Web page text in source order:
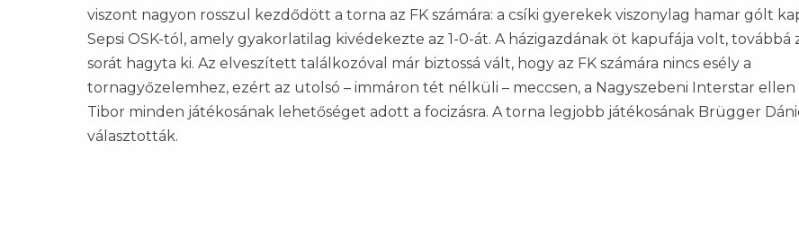
viszont nagyon rosszul kezdődött a torna az FK számára: a csíki gyerekek viszonylag hamar gólt
Sepsi OSK-tól, amely gyakorlatilag kivédekezte az 1-0-át. A házigazdának öt kapufája volt, továbbá
sorát hagyta ki. Az elveszített találkozóval már biztossá vált, hogy az FK számára nincs esély a
tornagyőzelemhez, ezért az utolsó – immáron tét nélküli – meccsen, a Nagyszebeni Interstar ellen
Tibor minden játékosának lehetőséget adott a focizásra. A torna legjobb játékosának Brügger
választották.